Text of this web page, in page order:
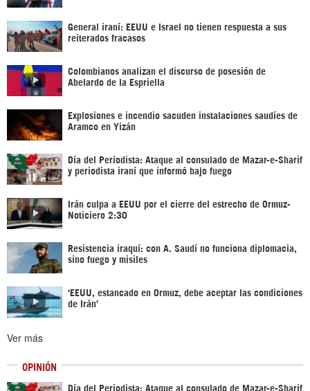
General iraní: EEUU e Israel no tienen respuesta a sus
reiterados fracasos
Colombianos analizan el discurso de posesión de
Abelardo de la Espriella
Explosiones e incendio sacuden instalaciones saudíes de
Aramco en Yizán
Día del Periodista: Ataque al consulado de Mazar-e-Sharif
y periodista iraní que informó bajo fuego
Irán culpa a EEUU por el cierre del estrecho de Ormuz-
Noticiero 2:30
Resistencia iraquí: con A. Saudí no funciona diplomacia,
sino fuego y misiles
‘EEUU, estancado en Ormuz, debe aceptar las condiciones
de Irán’
Ver más
OPINIÓN
Día del Periodista: Ataque al consulado de Mazar-e-Sharif